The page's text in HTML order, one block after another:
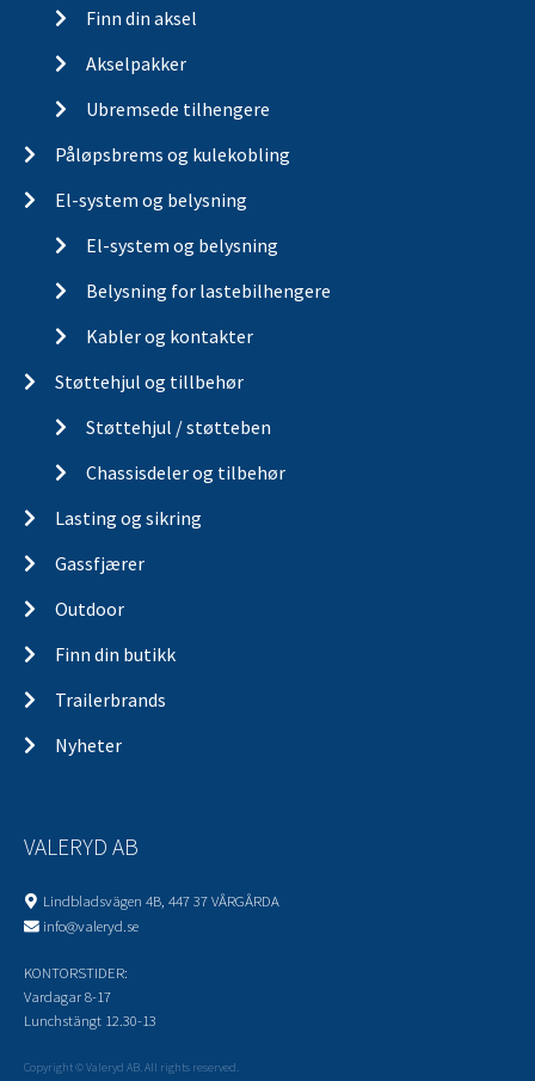
Finn din aksel
Akselpakker
Ubremsede tilhengere
Påløpsbrems og kulekobling
El-system og belysning
El-system og belysning
Belysning for lastebilhengere
Kabler og kontakter
Støttehjul og tillbehør
Støttehjul / støtteben
Chassisdeler og tilbehør
Lasting og sikring
Gassfjærer
Outdoor
Finn din butikk
Trailerbrands
Nyheter
VALERYD AB
Lindbladsvägen 4B, 447 37 VÅRGÅRDA
info@valeryd.se
KONTORSTIDER:
Vardagar 8-17
Lunchstängt 12.30-13
Copyright © Valeryd AB. All rights reserved.